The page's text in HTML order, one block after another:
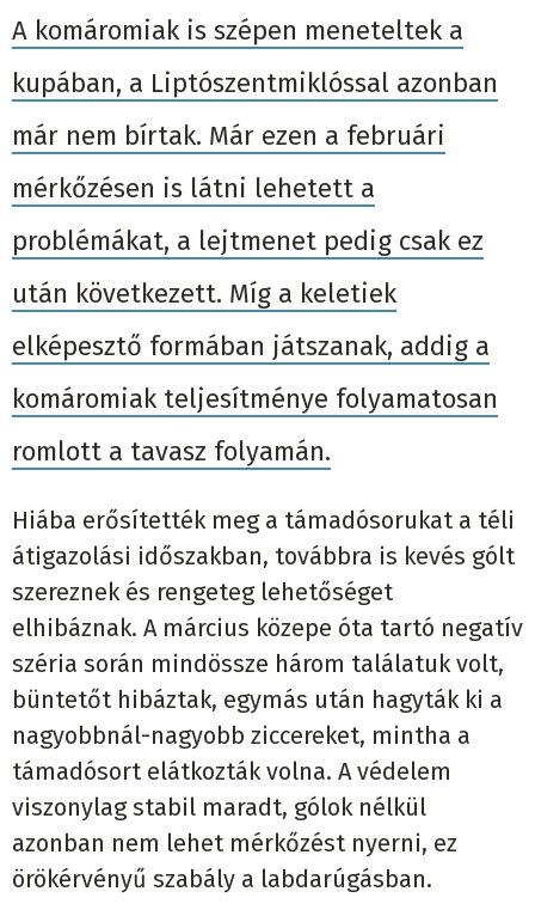
A komáromiak is szépen meneteltek a
kupában, a Liptószentmiklóssal azonban
már nem bírtak. Már ezen a februári
mérkőzésen is látni lehetett a
problémákat, a lejtmenet pedig csak ez
után következett. Míg a keletiek
elképesztő formában játszanak, addig a
komáromiak teljesítménye folyamatosan
romlott a tavasz folyamán.
Hiába erősítették meg a támadósorukat a téli
átigazolási időszakban, továbbra is kevés gólt
szereznek és rengeteg lehetőséget
elhibáznak. A március közepe óta tartó negatív
széria során mindössze három találatuk volt,
büntetőt hibáztak, egymás után hagyták ki a
nagyobbnál-nagyobb ziccereket, mintha a
támadósort elátkozták volna. A védelem
viszonylag stabil maradt, gólok nélkül
azonban nem lehet mérkőzést nyerni, ez
örökérvényű szabály a labdarúgásban.